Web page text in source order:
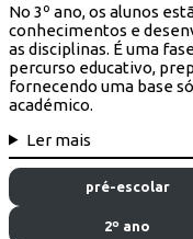
No 3º ano, os alunos
conhecimentos e
as disciplinas. É uma
percurso educativo,
fornecendo uma base
académico.
Ler mais
pré-escolar
2º ano